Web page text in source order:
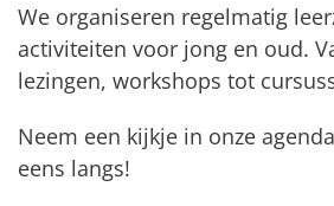
We organiseren regelmatig
activiteiten voor jong en oud.
lezingen, workshops tot
Neem een kijkje in onze
eens langs!